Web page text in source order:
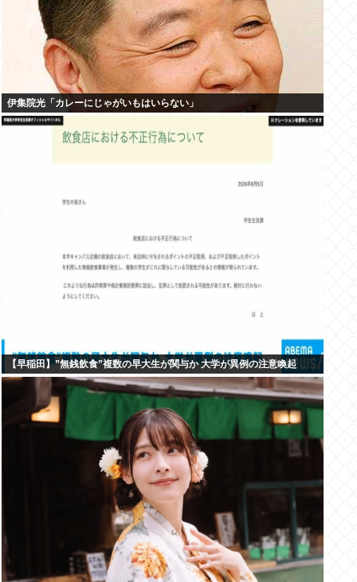
伊集院光「カレーにじゃがいもはいらない」
【早稲田】”無銭飲食”複数の早大生が関与か 大学が異例の注意喚起